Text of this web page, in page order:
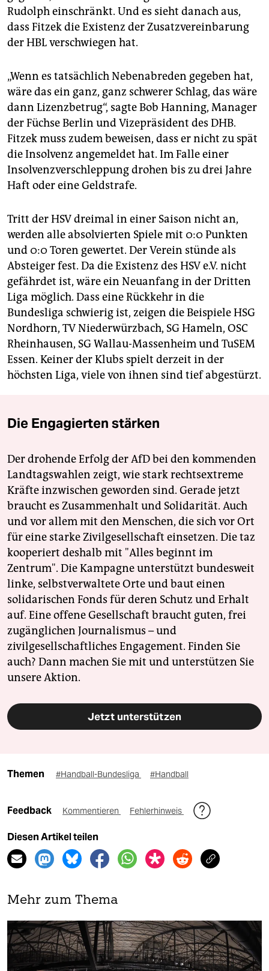
Rudolph einschränkt. Und es sieht danach aus,
dass Fitzek die Existenz der Zusatzvereinbarung
der HBL verschwiegen hat.
„Wenn es tatsächlich Nebenabreden gegeben hat,
wäre das ein ganz, ganz schwerer Schlag, das wäre
dann Lizenzbetrug“, sagte Bob Hanning, Manager
der Füchse Berlin und Vizepräsident des DHB.
Fitzek muss zudem beweisen, dass er nicht zu spät
die Insolvenz angemeldet hat. Im Falle einer
Insolvenzverschleppung drohen bis zu drei Jahre
Haft oder eine Geldstrafe.
Tritt der HSV dreimal in einer Saison nicht an,
werden alle absolvierten Spiele mit 0:0 Punkten
und 0:0 Toren gewertet. Der Verein stünde als
Absteiger fest. Da die Existenz des HSV e.V. nicht
gefährdet ist, wäre ein Neuanfang in der Dritten
Liga möglich. Dass eine Rückkehr in die
Bundesliga schwierig ist, zeigen die Beispiele HSG
Nordhorn, TV Niederwürzbach, SG Hameln, OSC
Rheinhausen, SG Wallau-Massenheim und TuSEM
Essen. Keiner der Klubs spielt derzeit in der
höchsten Liga, viele von ihnen sind tief abgestürzt.
Die Engagierten stärken
Der drohende Erfolg der AfD bei den kommenden
Landtagswahlen zeigt, wie stark rechtsextreme
Kräfte inzwischen geworden sind. Gerade jetzt
braucht es Zusammenhalt und Solidarität. Auch
und vor allem mit den Menschen, die sich vor Ort
für eine starke Zivilgesellschaft einsetzen. Die taz
kooperiert deshalb mit "Alles beginnt im
Zentrum". Die Kampagne unterstützt bundesweit
linke, selbstverwaltete Orte und baut einen
solidarischen Fonds für deren Schutz und Erhalt
auf. Eine offene Gesellschaft braucht guten, frei
zugänglichen Journalismus – und
zivilgesellschaftliches Engagement. Finden Sie
auch? Dann machen Sie mit und unterstützen Sie
unsere Aktion.
Jetzt unterstützen
Themen #Handball-Bundesliga #Handball
Feedback Kommentieren Fehlerhinweis
Diesen Artikel teilen
Mehr zum Thema